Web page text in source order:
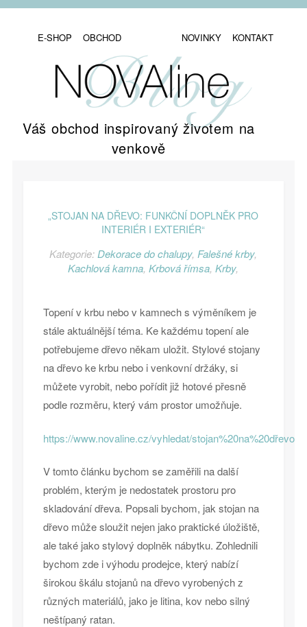
E-SHOP OBCHOD NOVINKY KONTAKT
Váš obchod inspirovaný životem na
venkově
„STOJAN NA DŘEVO: FUNKČNÍ DOPLNĚK PRO
INTERIÉR I EXTERIÉR“
Kategorie: Dekorace do chalupy, Falešné krby,
Kachlová kamna,Krbová římsa,Krby,
Topení v krbu nebo v kamnech s výměníkem je
stále aktuálnější téma. Ke každému topení ale
potřebujeme dřevo někam uložit. Stylové stojany
na dřevo ke krbu nebo i venkovní držáky, si
můžete vyrobit, nebo pořídit již hotové přesně
podle rozměru, který vám prostor umožňuje.
https://www.novaline.cz/vyhledat/stojan%20na%20dřevo
V tomto článku bychom se zaměřili na další
problém, kterým je nedostatek prostoru pro
skladování dřeva. Popsali bychom, jak stojan na
dřevo může sloužit nejen jako praktické úložiště,
ale také jako stylový doplněk nábytku. Zohlednili
bychom zde i výhodu prodejce, který nabízí
širokou škálu stojanů na dřevo vyrobených z
různých materiálů, jako je litina, kov nebo silný
neštípaný ratan.